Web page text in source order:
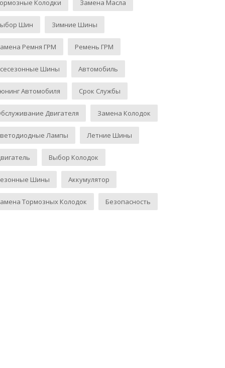
Колодки Замена Масла
Шин Зимние Шины
Ремня ГРМ Ремень ГРМ
Шины Автомобиль
Автомобиля Срок Службы
Двигателя Замена Колодок
Лампы Летние Шины
Выбор Колодок
Шины Аккумулятор
Тормозных Колодок Безопасность